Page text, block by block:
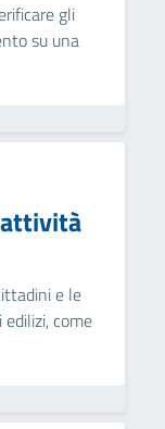
gli
su una
e le
come